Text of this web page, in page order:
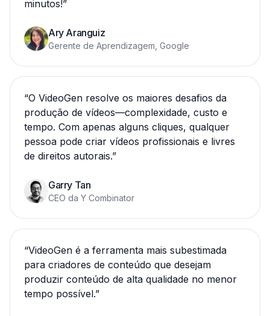
minutos!”
Ary Aranguiz
Gerente de Aprendizagem, Google
“O VideoGen resolve os maiores desafios da
produção de vídeos—complexidade, custo e
tempo. Com apenas alguns cliques, qualquer
pessoa pode criar vídeos profissionais e livres
de direitos autorais.”
Garry Tan
CEO da Y Combinator
“VideoGen é a ferramenta mais subestimada
para criadores de conteúdo que desejam
produzir conteúdo de alta qualidade no menor
tempo possível.”